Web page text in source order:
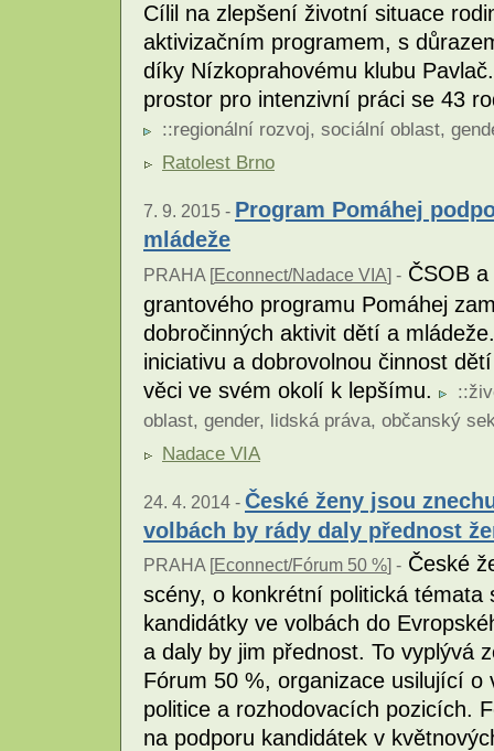
Cílil na zlepšení životní situace
aktivizačním programem, s
díky Nízkoprahovému klubu
prostor pro intenzivní práci se 43
::regionální rozvoj, sociální oblast,
Ratolest Brno
7. 9. 2015 - Program Pomáhej
mládeže
PRAHA [Econnect/Nadace VIA] - ČSOB
grantového programu Pomáhej
dobročinných aktivit dětí a
iniciativu a dobrovolnou činnost
věci ve svém okolí k lepšímu.
::
oblast, gender, lidská práva, občanský
Nadace VIA
24. 4. 2014 - České ženy jsou
volbách by rády daly přednost
PRAHA [Econnect/Fórum 50 %] - České
scény, o konkrétní politická
kandidátky ve volbách do
a daly by jim přednost. To vyplývá
Fórum 50 %, organizace usilující
politice a rozhodovacích pozicích.
na podporu kandidátek v